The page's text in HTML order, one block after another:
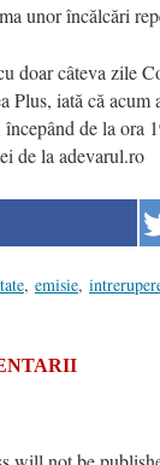
unor încălcări
doar câteva zile
Plus, iată că
de la ora
de la adevarul.ro
, emisie,